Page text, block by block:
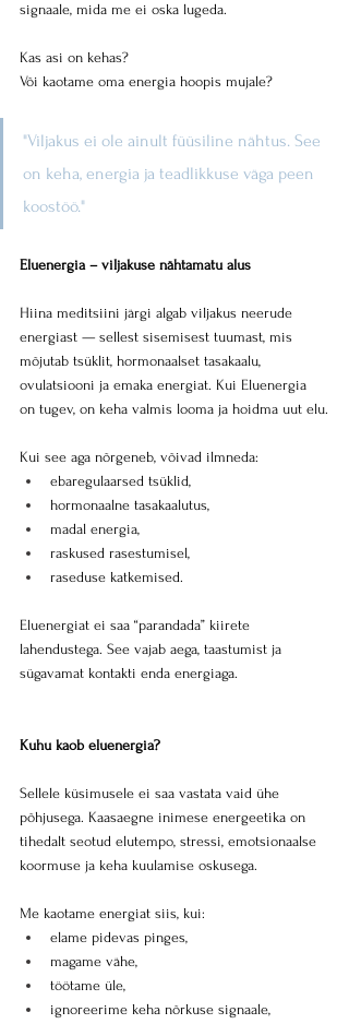
signaale, mida me ei oska lugeda.
Kas asi on kehas?
Või kaotame oma energia hoopis mujale?
"Viljakus ei ole ainult füüsiline nähtus. See
on keha, energia ja teadlikkuse väga peen
koostöö."
Eluenergia – viljakuse nähtamatu alus
Hiina meditsiini järgi algab viljakus neerude
energiast — sellest sisemisest tuumast, mis
mõjutab tsüklit, hormonaalset tasakaalu,
ovulatsiooni ja emaka energiat. Kui Eluenergia
on tugev, on keha valmis looma ja hoidma uut elu.
Kui see aga nõrgeneb, võivad ilmneda:
ebaregulaarsed tsüklid,
hormonaalne tasakaalutus,
madal energia,
raskused rasestumisel,
raseduse katkemised.
Eluenergiat ei saa “parandada” kiirete
lahendustega. See vajab aega, taastumist ja
sügavamat kontakti enda energiaga.
Kuhu kaob eluenergia?
Sellele küsimusele ei saa vastata vaid ühe
põhjusega. Kaasaegne inimese energeetika on
tihedalt seotud elutempo, stressi, emotsionaalse
koormuse ja keha kuulamise oskusega.
Me kaotame energiat siis, kui:
elame pidevas pinges,
magame vähe,
töötame üle,
ignoreerime keha nõrkuse signaale,